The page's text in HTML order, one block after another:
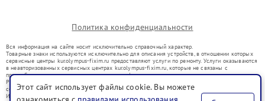
Политика конфиденциальности
Вся информация на сайте носит исключительно справочный характер.
Товарные знаки используются исключительно для описания устройств, в отношении которых
сервисные центры kur.olympus-fixim.ru предоставляют услуги по ремонту. Услуги оказываются
в неавторизованных сервисных центрах kur.olympus-fixim.ru, которые не связаны с
правообладателями товарных знаков или их официальными представителями.
Ремонт осуществляется для устройств, уже введенных в гражданский оборот в соответствии
со статьей 1487 ГК РФ.
Использование товарных знаков не преследует цели индивидуализации услуг или введения
Этот сайт использует файлы cookie. Вы можете